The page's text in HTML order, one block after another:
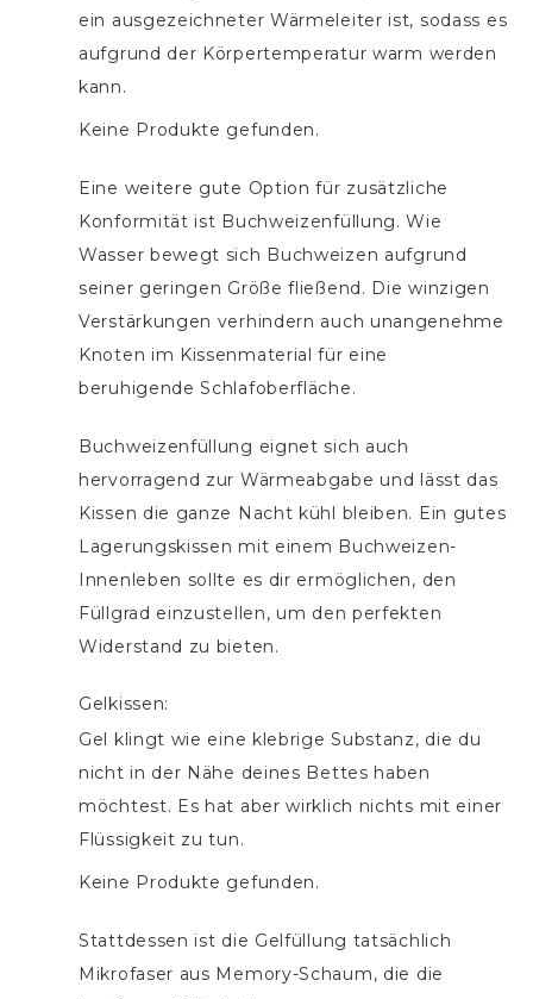
ein ausgezeichneter Wärmeleiter ist, sodass es
aufgrund der Körpertemperatur warm werden
kann.
Keine Produkte gefunden.
Eine weitere gute Option für zusätzliche
Konformität ist Buchweizenfüllung. Wie
Wasser bewegt sich Buchweizen aufgrund
seiner geringen Größe fließend. Die winzigen
Verstärkungen verhindern auch unangenehme
Knoten im Kissenmaterial für eine
beruhigende Schlafoberfläche.
Buchweizenfüllung eignet sich auch
hervorragend zur Wärmeabgabe und lässt das
Kissen die ganze Nacht kühl bleiben. Ein gutes
Lagerungskissen mit einem Buchweizen-
Innenleben sollte es dir ermöglichen, den
Füllgrad einzustellen, um den perfekten
Widerstand zu bieten.
Gelkissen:
Gel klingt wie eine klebrige Substanz, die du
nicht in der Nähe deines Bettes haben
möchtest. Es hat aber wirklich nichts mit einer
Flüssigkeit zu tun.
Keine Produkte gefunden.
Stattdessen ist die Gelfüllung tatsächlich
Mikrofaser aus Memory-Schaum, die die